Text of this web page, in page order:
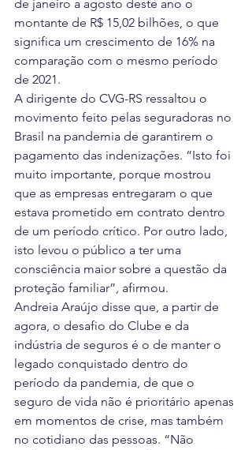
de janeiro a agosto deste ano o
montante de R$ 15,02 bilhões, o que
significa um crescimento de 16% na
comparação com o mesmo período
de 2021.
A dirigente do CVG-RS ressaltou o
movimento feito pelas seguradoras no
Brasil na pandemia de garantirem o
pagamento das indenizações. “Isto foi
muito importante, porque mostrou
que as empresas entregaram o que
estava prometido em contrato dentro
de um período crítico. Por outro lado,
isto levou o público a ter uma
consciência maior sobre a questão da
proteção familiar”, afirmou.
Andreia Araújo disse que, a partir de
agora, o desafio do Clube e da
indústria de seguros é o de manter o
legado conquistado dentro do
período da pandemia, de que o
seguro de vida não é prioritário apenas
em momentos de crise, mas também
no cotidiano das pessoas. “Não